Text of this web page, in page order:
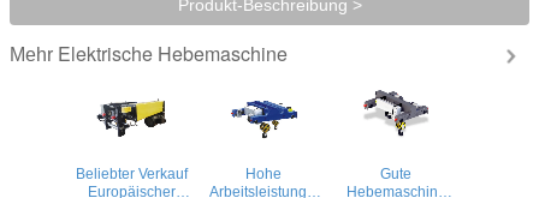
Produkt-Beschreibung >
Mehr Elektrische Hebemaschine
Beliebter Verkauf
Europäischer
Hohe
Arbeitsleistung 5
Gute
Hebemaschine